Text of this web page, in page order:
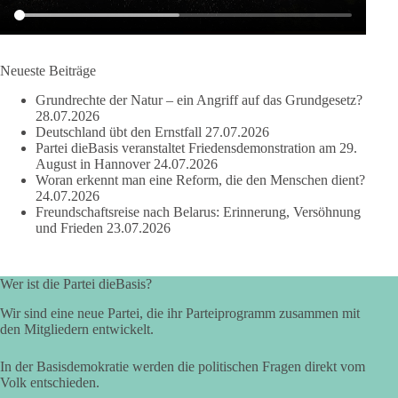
der Vorgang eines deutlich:
Antworten:
❓ Wie wurden politische Entscheidungen getroffen?
❓ Welche Maßnahmen waren notwendig und welche nicht?
❓Und wer übernimmt die Verantwortung für die massiven
Folgen für Kinder, Familien, Unternehmen und das Vertrauen
in unseren Rechtsstaat?
Fragen zu vermeiden. Sie lebt davon, Fragen offen zu stellen
und transparent zu beantworten.
dieBasis fordert deshalb weiterhin eine unabhängige,
vollständige und transparente Aufarbeitung der Corona-Politik.
Neueste Beiträge
Grundrechte der Natur – ein Angriff auf das Grundgesetz?
28.07.2026
Deutschland übt den Ernstfall 27.07.2026
Partei dieBasis veranstaltet Friedensdemonstration am 29.
August in Hannover 24.07.2026
Woran erkennt man eine Reform, die den Menschen dient?
24.07.2026
Freundschaftsreise nach Belarus: Erinnerung, Versöhnung
und Frieden 23.07.2026
Wer ist die Partei dieBasis?
Wir sind eine neue Partei, die ihr Parteiprogramm zusammen mit
den Mitgliedern entwickelt.
In der Basisdemokratie werden die politischen Fragen direkt vom
Volk entschieden.